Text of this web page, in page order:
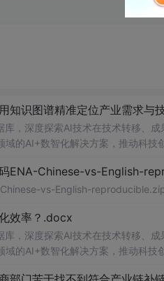
知识图谱精准定位产业需求与
，深度探索AI技术在技术转移、
的AI+数智化解决方案，推动科技
ENA-Chinese-vs-English-
vs-English-
效率？.docx
，深度探索AI技术在技术转移、
的AI+数智化解决方案，推动科技